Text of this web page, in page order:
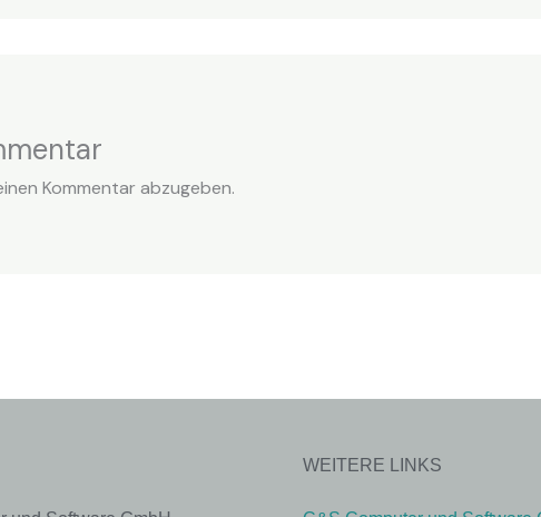
Kommentar abzugeben.
WEITERE LINKS